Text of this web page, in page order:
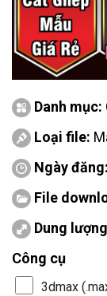
Danh mục:
Loại file:
Ngày đăng:
File
Dung
Công cụ
3dmax